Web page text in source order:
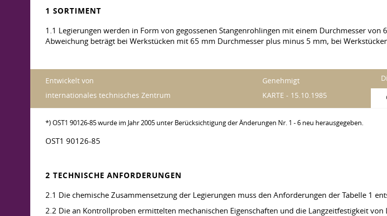
1 SORTIMENT
1.1 Legierungen werden in Form von gegossenen Stangenrohlingen mit einem Durchmesser
Abweichung beträgt bei Werkstücken mit 65 mm Durchmesser plus minus 5 mm, bei
Entwickelt von
internationales technisches Zentrum
Genehmigt
KARTE - 15.10.1985
*) OST1 90126-85 wurde im Jahr 2005 unter Berücksichtigung der Änderungen Nr. 1 - 6 neu herausgegeben.
OST1 90126-85
2 TECHNISCHE ANFORDERUNGEN
2.1 Die chemische Zusammensetzung der Legierungen muss den Anforderungen der Tabelle 1
2.2 Die an Kontrollproben ermittelten mechanischen Eigenschaften und die Langzeitfestigkeit